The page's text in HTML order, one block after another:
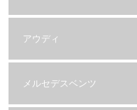
アウディ
メルセデスベンツ